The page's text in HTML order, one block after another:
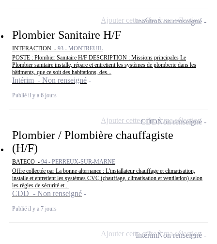
Plombier Sanitaire H/F
INTERACTION - 93 - MONTREUIL
POSTE : Plombier Sanitaire H/F DESCRIPTION : Missions principales Le
Plombier sanitaire installe, répare et entretient les systèmes de plomberie dans les
bâtiments, que ce soit des habitations, des...
Intérim - Non renseigné
Publié il y a 6 jours
IntérimNon renseigné
Ajouter cette offre à ma sélection
Plombier / Plombière chauffagiste
(H/F)
BATECO - 94 - PERREUX-SUR-MARNE
Offre collectée par La bonne alternance : L'installateur chauffage et climatisation,
installe et entretient les systèmes CVC (chauffage, climatisation et ventilation) selon
les règles de sécurité et...
CDD - Non renseigné
Publié il y a 7 jours
CDDNon renseigné
Ajouter cette offre à ma sélection
IntérimNon renseigné
Ajouter cette offre à ma sélection